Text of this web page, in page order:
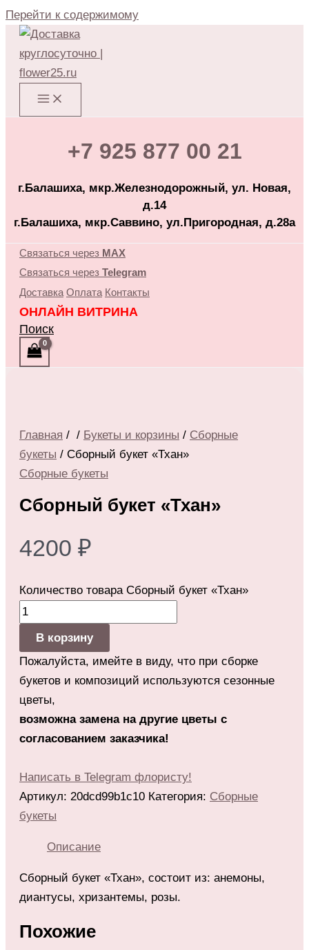
Перейти к содержимому
+7 925 877 00 21
г.Балашиха, мкр.Железнодорожный, ул. Новая,
д.14
г.Балашиха, мкр.Саввино, ул.Пригородная, д.28а
Связаться через MAX
Связаться через Telegram
Доставка Оплата Контакты
ОНЛАЙН ВИТРИНА
Поиск
Главная / / Букеты и корзины / Сборные
букеты / Сборный букет «Тхан»
Сборные букеты
Сборный букет «Тхан»
4200 ₽
Количество товара Сборный букет «Тхан»
В корзину
Пожалуйста, имейте в виду, что при сборке
букетов и композиций используются сезонные
цветы,
возможна замена на другие цветы с
согласованием заказчика!
Написать в Telegram флористу!
Артикул: 20dcd99b1c10 Категория: Сборные
букеты
Описание
Сборный букет «Тхан», состоит из: анемоны,
диантусы, хризантемы, розы.
Похожие